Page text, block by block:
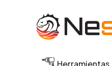
Herramientas